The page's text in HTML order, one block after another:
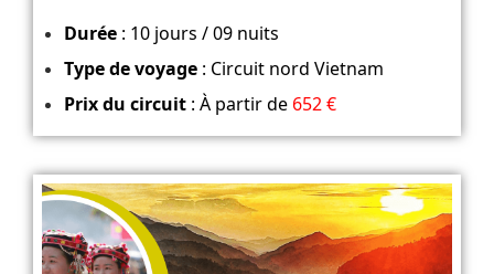
Durée: 10 jours / 09 nuits
Type de voyage: Circuit nord Vietnam
Prix du circuit: À partir de652 €